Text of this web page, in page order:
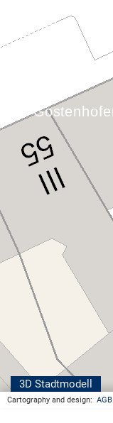
3D Stadtmodell
Cartography and design: AGB